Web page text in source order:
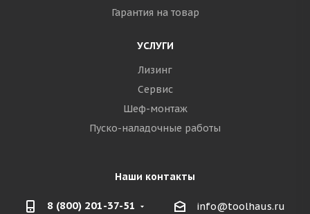
Гарантия на товар
УСЛУГИ
Лизинг
Сервис
Шеф-монтаж
Пуско-наладочные работы
Наши контакты
8 (800) 201-37-51 info@toolhaus.ru